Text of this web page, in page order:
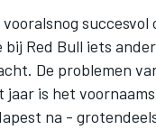
Red Bull iets
De problemen
is het
na -